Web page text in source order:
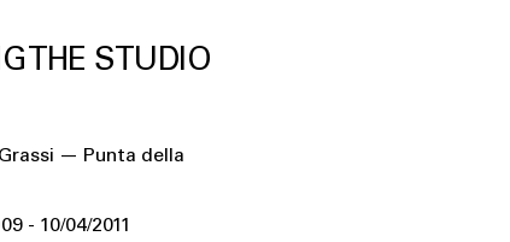
THE STUDIO
— Punta della
10/04/2011